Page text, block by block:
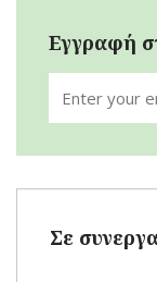
Εγγραφή
Σε